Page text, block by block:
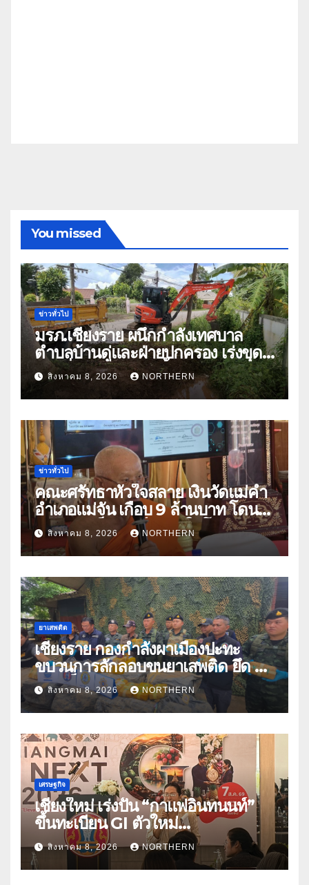
You missed
ข่าวทั่วไป
มรภ.เชียงราย ผนึกกำลังเทศบาล
ตำบลบ้านดู่และฝ่ายปกครอง เร่งขุด
ลอกสิ่งกีดขวางทางน้ำ ป้องกันและลด
ปัญหาน้ำท่วม
สิงหาคม 8, 2026 NORTHERN
ข่าวทั่วไป
คณะศรัทธาหัวใจสลาย เงินวัดแม่คำ
อำเภอแม่จัน เกือบ 9 ล้านบาท โดน
แก๊งคอลเซ็นเตอร์หลอกให้โอนข้าม
ปีกว่า 66 บัญชี
สิงหาคม 8, 2026 NORTHERN
ยาเสพติด
เชียงราย กองกำลังผาเมืองปะทะ
ขบวนการลักลอบขนยาเสพติด ยึด 2
ล้านเม็ด
สิงหาคม 8, 2026 NORTHERN
เศรษฐกิจ
เชียงใหม่ เร่งปั้น “กาแฟอินทนนท์”
ขึ้นทะเบียน GI ตัวใหม่
“CHIANGMAI GI NEXT 2026”
ติดอาวุธผู้ประกอบการ 100 ราย ดัน
สินค้าอัตลักษณ์สู่ตลาดพรีเมียม
สิงหาคม 8, 2026 NORTHERN